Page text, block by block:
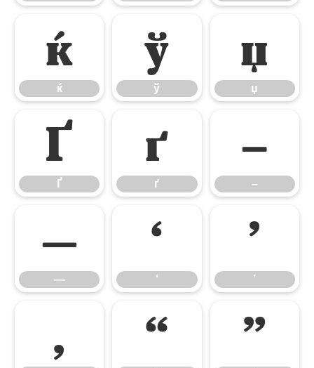
ќ
ќ
ў
ў
џ
џ
Ґ
Ґ
ґ
ґ
–
–
—
—
‘
‘
’
’
‚ “ ”